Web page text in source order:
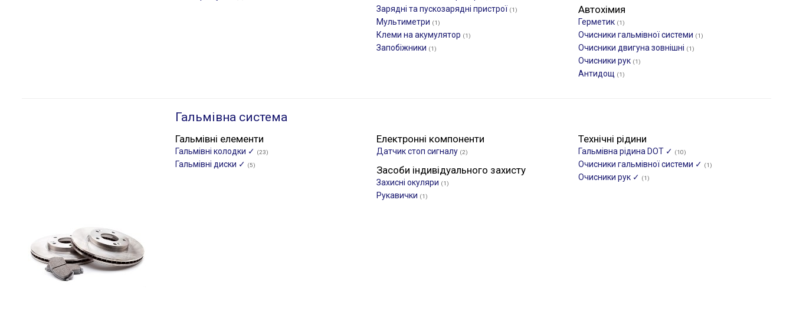
Зарядні та пускозарядні пристрої (1)
Мультиметри (1)
Клеми на акумулятор (1)
Запобіжники (1)
Автохімия
Герметик (1)
Очисники гальмівної системи (1)
Очисники двигуна зовнішні (1)
Очисники рук (1)
Антидощ (1)
Гальмівна система
Гальмівні елементи
Гальмівні колодки ✓ (23)
Гальмівні диски ✓ (5)
Електронні компоненти
Датчик стоп сигналу (2)
Технічні рідини
Гальмівна рідина DOT ✓ (10)
Очисники гальмівної системи ✓ (1)
Очисники рук ✓ (1)
Засоби індивідуального захисту
Захисні окуляри (1)
Рукавички (1)